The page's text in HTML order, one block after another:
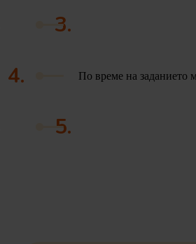
3.
4. По време на заданието
5.